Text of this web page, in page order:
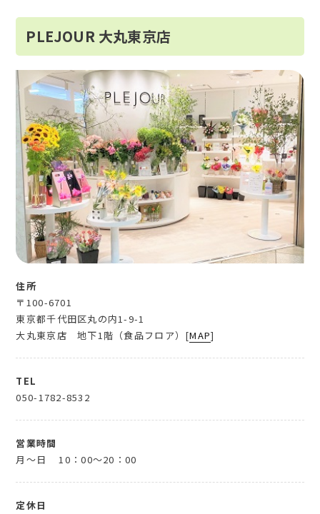
PLEJOUR 大丸東京店
住所
〒100-6701
東京都千代田区丸の内1-9-1
大丸東京店 地下1階（食品フロア）[MAP]
TEL
050-1782-8532
営業時間
月～日
10：00～20：00
定休日